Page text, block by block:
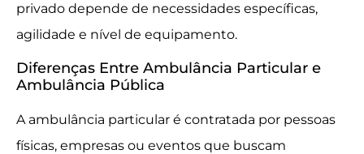
privado depende de necessidades específicas,
agilidade e nível de equipamento.
Diferenças Entre Ambulância Particular e
Ambulância Pública
A ambulância particular é contratada por pessoas
físicas, empresas ou eventos que buscam